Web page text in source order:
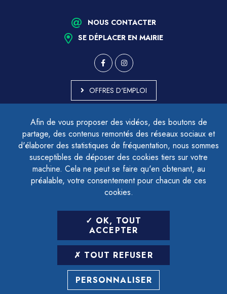
Afin de vous proposer des vidéos, des boutons de
partage, des contenus remontés des réseaux sociaux et
d'élaborer des statistiques de fréquentation, nous sommes
susceptibles de déposer des cookies tiers sur votre
machine. Cela ne peut se faire qu'en obtenant, au
préalable, votre consentement pour chacun de ces
cookies.
OK, TOUT
ACCEPTER
TOUT REFUSER
PERSONNALISER
NOUS CONTACTER
SE DÉPLACER EN MAIRIE
OFFRES D'EMPLOI
ACCESSIBILITÉ - PARTIELLEMENT CONFORME
PLAN DU SITE
MENTIONS LÉGALES
CONTACTER LE DÉLÉGUÉ À LA PROTECTION DES DONNÉES
GESTION DES COOKIES
LETTRE D'INFORMATION
SAISIR VOTRE ADRESSE E-MAIL
POUR VOUS INSCRIRE :
ARCHIVES DÉSINSCRIPTION